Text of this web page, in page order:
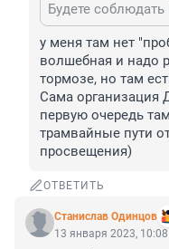
у меня там нет
волшебная и надо
тормозе, но там
Сама организация
первую очередь
трамвайные пути
просвещения)
ОТВЕТИТЬ
Станислав Одинцов
13 января 2023, 10:08